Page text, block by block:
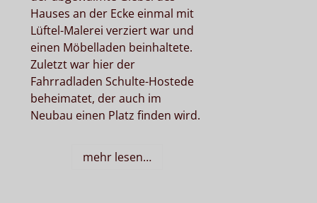
Hauses an der Ecke einmal mit
Lüftel-Malerei verziert war und
einen Möbelladen beinhaltete.
Zuletzt war hier der
Fahrradladen Schulte-Hostede
beheimatet, der auch im
Neubau einen Platz finden wird.
mehr lesen…